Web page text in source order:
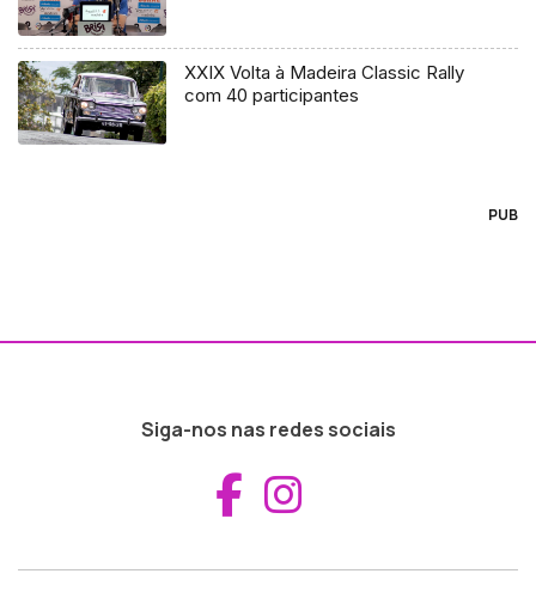
XXIX Volta à Madeira Classic Rally
com 40 participantes
PUB
Siga-nos nas redes sociais
Aceder ao